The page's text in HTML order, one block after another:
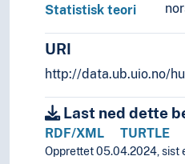
Statistisk teori
URI
http://data.ub.uio.no/
Last ned dette
RDF/XML TURTLE
Opprettet 05.04.2024, sist